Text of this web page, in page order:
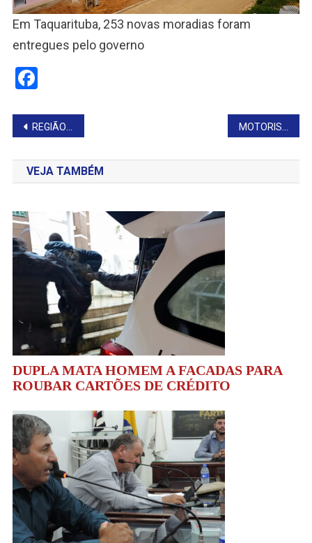
Em Taquarituba, 253 novas moradias foram
entregues pelo governo
Facebook
Navegação
de
Post
REGIÃO LAMENTA FALECIMENTO DO PM LÚCIO
VEJA TAMBÉM
DUPLA MATA HOMEM A FACADAS PARA
ROUBAR CARTÕES DE CRÉDITO